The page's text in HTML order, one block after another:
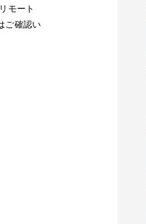
モート
ご確認い